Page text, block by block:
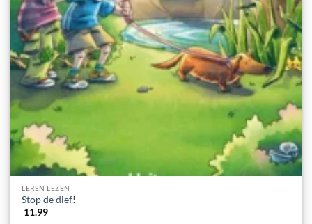
LEREN LEZEN
Stop de dief!
11.99